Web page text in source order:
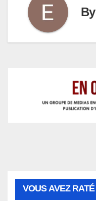
By
VOUS AVEZ RATÉ